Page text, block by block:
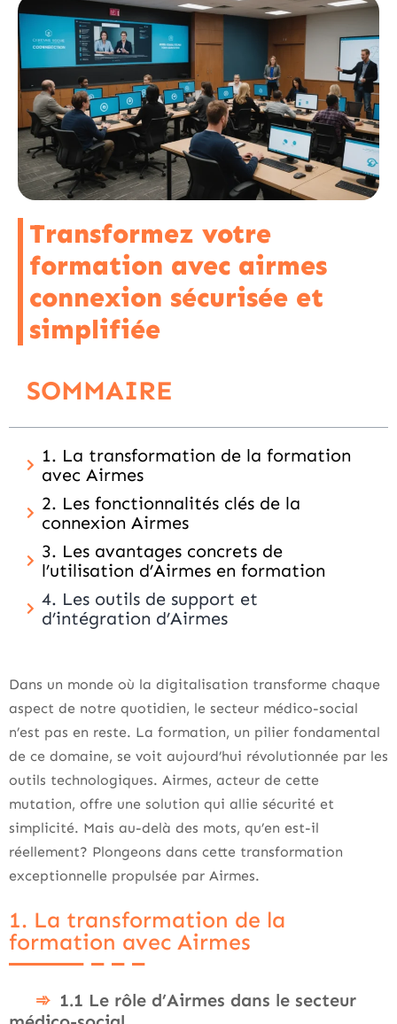
Transformez votre
formation avec airmes
connexion sécurisée et
simplifiée
SOMMAIRE
1. La transformation de la formation
avec Airmes
2. Les fonctionnalités clés de la
connexion Airmes
3. Les avantages concrets de
l’utilisation d’Airmes en formation
4. Les outils de support et
d’intégration d’Airmes
Dans un monde où la digitalisation transforme chaque
aspect de notre quotidien, le secteur médico-social
n’est pas en reste. La formation, un pilier fondamental
de ce domaine, se voit aujourd’hui révolutionnée par les
outils technologiques. Airmes, acteur de cette
mutation, offre une solution qui allie sécurité et
simplicité. Mais au-delà des mots, qu’en est-il
réellement? Plongeons dans cette transformation
exceptionnelle propulsée par Airmes.
1. La transformation de la
formation avec Airmes
1.1 Le rôle d’Airmes dans le secteur